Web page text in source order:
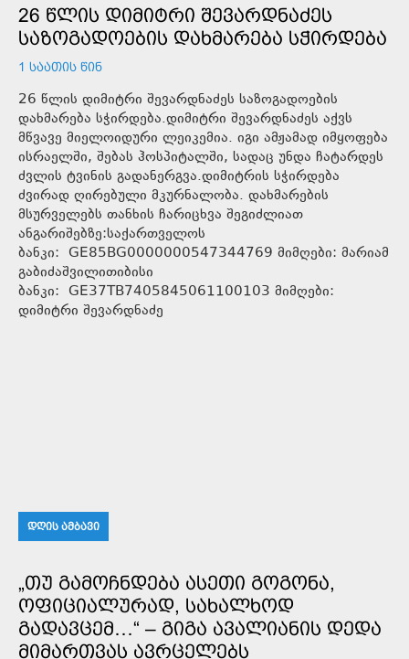
26 ᲬᲚᲘᲡ ᲓᲘᲛᲘᲢᲠᲘ ᲨᲔᲕᲐᲠᲓᲜᲐᲫᲔᲡ
ᲡᲐᲖᲝᲒᲐᲓᲝᲔᲑᲘᲡ ᲓᲐᲮᲛᲐᲠᲔᲑᲐ ᲡᲭᲘᲠᲓᲔᲑᲐ
1 ᲡᲐᲐᲗᲘᲡ ᲬᲘᲜ
26 წლის დიმიტრი შევარდნაძეს საზოგადოების
დახმარება სჭირდება.დიმიტრი შევარდნაძეს აქვს
მწვავე მიელოიდური ლეიკემია. იგი ამჟამად იმყოფება
ისრაელში, შებას ჰოსპიტალში, სადაც უნდა ჩატარდეს
ძვლის ტვინის გადანერგვა.დიმიტრის სჭირდება
ძვირად ღირებული მკურნალობა. დახმარების
მსურველებს თანხის ჩარიცხვა შეგიძლიათ
ანგარიშებზე:საქართველოს
ბანკი: GE85BG0000000547344769 მიმღები: მარიამ
გაბიძაშვილითიბისი
ბანკი: GE37TB7405845061100103 მიმღები:
დიმიტრი შევარდნაძე
ᲓᲦᲘᲡ ᲐᲛᲑᲐᲕᲘ
„ᲗᲣ ᲒᲐᲛᲝᲩᲜᲓᲔᲑᲐ ᲐᲡᲔᲗᲘ ᲒᲝᲒᲝᲜᲐ,
ᲝᲤᲘᲪᲘᲐᲚᲣᲠᲐᲓ, ᲡᲐᲮᲐᲚᲮᲝᲓ
ᲒᲐᲓᲐᲕᲪᲔᲛ…“ – ᲒᲘᲒᲐ ᲐᲕᲐᲚᲘᲐᲜᲘᲡ ᲓᲔᲓᲐ
ᲛᲘᲛᲐᲠᲗᲕᲐᲡ ᲐᲕᲠᲪᲔᲚᲔᲑᲡ